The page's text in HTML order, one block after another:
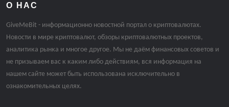
О НАС
GiveMeBit - информационно новостной портал о криптовалютах.
Новости в мире криптовалют, обзоры криптовалютных проектов,
аналитика рынка и многое другое. Мы не даём финансовых советов и
не призываем вас к каким либо действиям, вся информация на
нашем сайте может быть использована исключительно в
ознакомительных целях.